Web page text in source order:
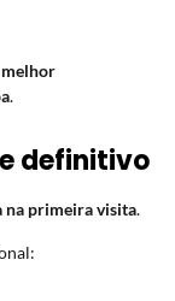
melhor
.
definitivo
na primeira visita.